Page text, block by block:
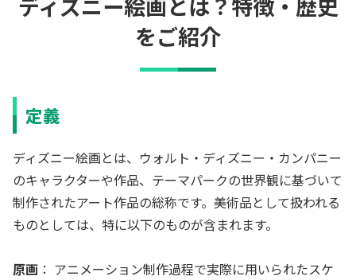
をご紹介
定義
ディズニー絵画とは、ウォルト・ディズニー・カンパニー
のキャラクターや作品、テーマパークの世界観に基づいて
制作されたアート作品の総称です。美術品として扱われる
ものとしては、特に以下のものが含まれます。
原画 ： アニメーション制作過程で実際に用いられたスケ